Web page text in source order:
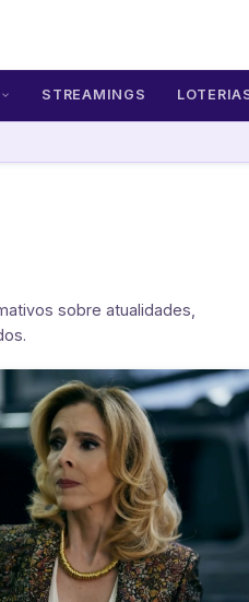
STREAMINGS
sobre atualidades,